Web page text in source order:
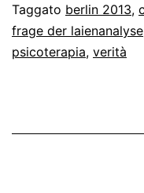
Taggato berlin 2013,
frage der laienanalyse
psicoterapia, verità